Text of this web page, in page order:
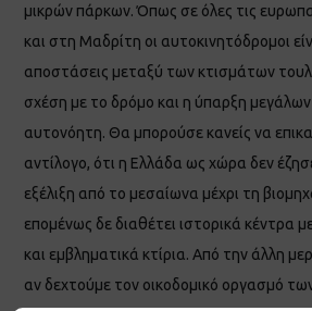
μικρών πάρκων. Όπως σε όλες τις
και στη Μαδρίτη οι αυτοκινητόδρομοι
αποστάσεις μεταξύ των κτισμάτων
σχέση με το δρόμο και η ύπαρξη
αυτονόητη. Θα μπορούσε κανείς να
αντίλογο, ότι η Ελλάδα ως χώρα δεν
εξέλιξη από το μεσαίωνα μέχρι τη
επομένως δε διαθέτει ιστορικά κέντρα
και εμβληματικά κτίρια. Από την άλλη
αν δεχτούμε τον οικοδομικό οργασμό